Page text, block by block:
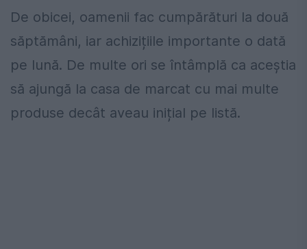
De obicei, oamenii fac cumpărături la două
săptămâni, iar achizițiile importante o dată
pe lună. De multe ori se întâmplă ca aceștia
să ajungă la casa de marcat cu mai multe
produse decât aveau inițial pe listă.